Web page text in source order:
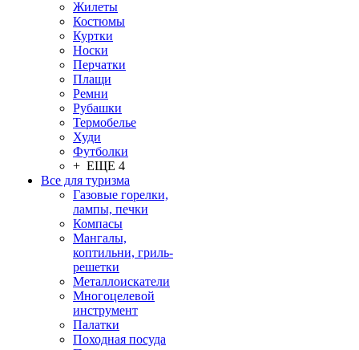
Жилеты
Костюмы
Куртки
Носки
Перчатки
Плащи
Ремни
Рубашки
Термобелье
Худи
Футболки
+ ЕЩЕ 4
Все для туризма
Газовые горелки,
лампы, печки
Компасы
Мангалы,
коптильни, гриль-
решетки
Металлоискатели
Многоцелевой
инструмент
Палатки
Походная посуда